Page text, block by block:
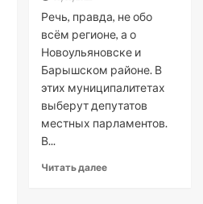
Речь, правда, не обо
всём регионе, а о
Новоульяновске и
Барышском районе. В
этих муниципалитетах
выберут депутатов
местных парламентов.
В...
Читать далее